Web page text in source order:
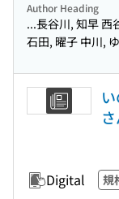
Author Heading
...長谷川, 知早 西
石田, 曜子 中川,
Digital 規